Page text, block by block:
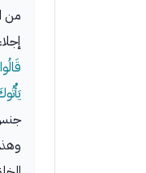
من